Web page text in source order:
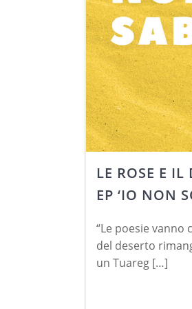
LE ROSE E IL
EP ‘IO NON
“Le poesie vanno
del deserto
un Tuareg […]